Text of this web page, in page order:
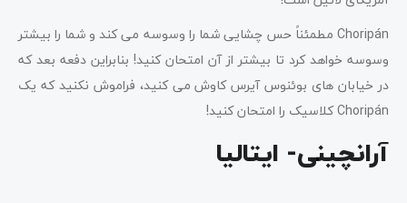
Choripán مطمئناً حس چشایی شما را وسوسه می کند و شما را بیشتر
وسوسه خواهد کرد تا بیشتر از آن امتحان کنید! بنابراین دفعه بعد که
در خیابان های بوئنوس آیرس کاوش می کنید، فراموش نکنید که یک
Choripán کلاسیک را امتحان کنید!
آرانچینی- ایتالیا